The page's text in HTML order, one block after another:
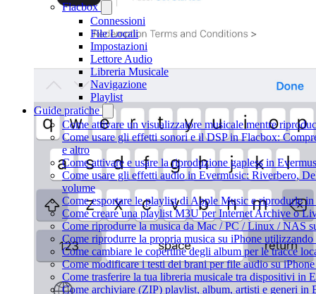
Flacbox
Connessioni
File Locali
Impostazioni
Lettore Audio
Libreria Musicale
Navigazione
Playlist
Guide pratiche
Come attivare un visualizzatore musicale mentre
Come usare gli effetti sonori e il DSP in Flacbox:
e altro
Come attivare e usare la riproduzione gapless in
Come usare gli effetti audio in Evermusic: Riverbero,
volume
Come esportare le playlist di Apple Music e riprodurle
Come creare una playlist M3U per Internet Archive o
Come riprodurre la musica da Mac / PC / Linux / NAS
Come riprodurre la propria musica su iPhone utilizzando
Come cambiare le copertine degli album per le tracce
Come modificare i testi dei brani per file audio su
Come trasferire la tua libreria musicale tra dispositivi in
Come archiviare (ZIP) playlist, album, artisti e generi